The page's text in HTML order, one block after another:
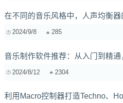
在不同的音乐风格中，人声均衡器
2024/9/8 285
音乐制作软件推荐：从入门到精通
2024/8/12 2304
利用Macro控制器打造Techno、